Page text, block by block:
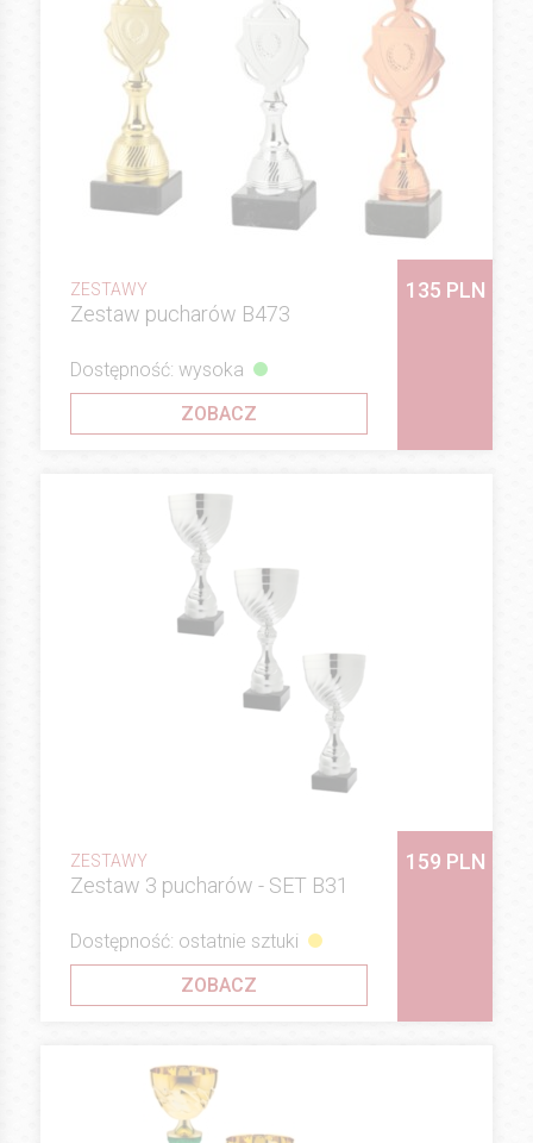
ZESTAWY
Zestaw pucharów B473
135 PLN
Dostępność: wysoka
ZOBACZ
ZESTAWY
Zestaw 3 pucharów - SET B31
159 PLN
Dostępność: ostatnie sztuki
ZOBACZ